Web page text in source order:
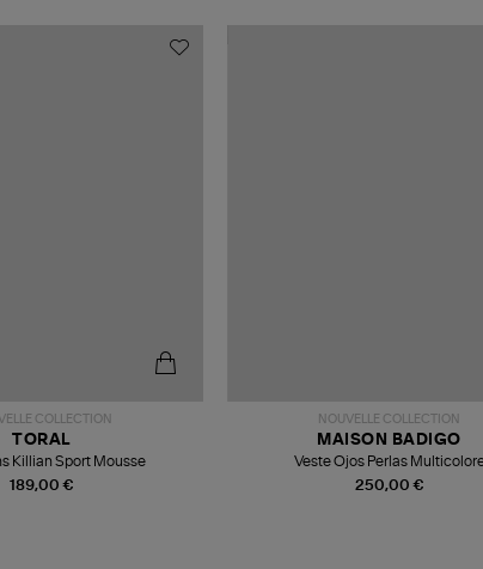
COLLECTION
189,00 €
TORAL
Killian Sport Mousse
NOUVELLE COLLECTION
250,00 €
MAISON BADIGO
Veste Ojos Perlas